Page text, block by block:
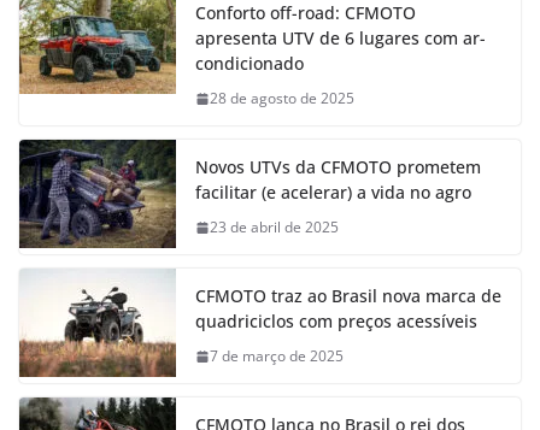
Conforto off-road: CFMOTO
apresenta UTV de 6 lugares com ar-
condicionado
28 de agosto de 2025
Novos UTVs da CFMOTO prometem
facilitar (e acelerar) a vida no agro
23 de abril de 2025
CFMOTO traz ao Brasil nova marca de
quadriciclos com preços acessíveis
7 de março de 2025
CFMOTO lança no Brasil o rei dos